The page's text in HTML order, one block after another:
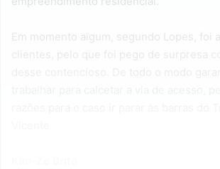
Em momento algum, segundo Lopes, foi